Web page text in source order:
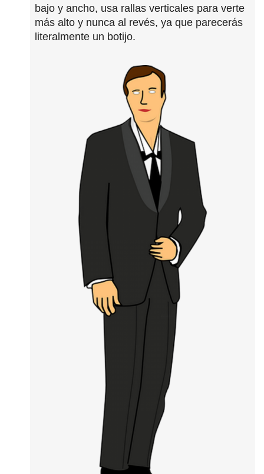
bajo y ancho, usa rallas verticales para verte
más alto y nunca al revés, ya que parecerás
literalmente un botijo.